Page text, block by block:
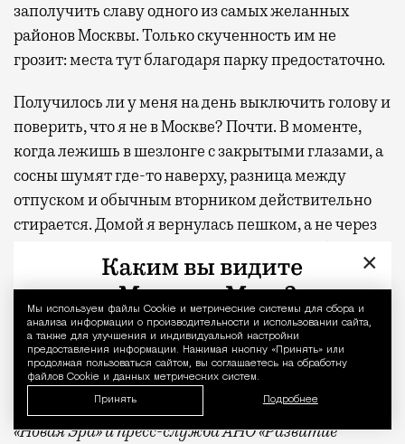
Уведомление
Мы используем файлы Сookie и метрические системы для сбора и
анализа информации о производительности и использовании сайта,
а также для улучшения и индивидуальной настройки
предоставления информации. Нажимая кнопку «Принять» или
продолжая пользоваться сайтом, вы соглашаетесь на обработку
файлов Cookie и данных метрических систем.
Принять Подробнее
заполучить славу одного из самых желанных
районов Москвы. Только скученность им не
грозит: места тут благодаря парку предостаточно.
Получилось ли у меня на день выключить голову и
поверить, что я не в Москве? Почти. В моменте,
когда лежишь в шезлонге с закрытыми глазами, а
сосны шумят где-то наверху, разница между
отпуском и обычным вторником действительно
стирается. Домой я вернулась пешком, а не через
только что откуда-то издалека приехала
С проектной декларацией можно ознакомиться по
ссылке.
пресс-служба девелоперской компании
«Новая Эра» и пресс-служба АНО «Развитие
×